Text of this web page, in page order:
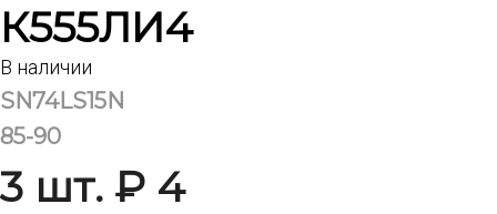
К555ЛИ4
В наличии
SN74LS15N
85-90
3 шт. ₽ 4